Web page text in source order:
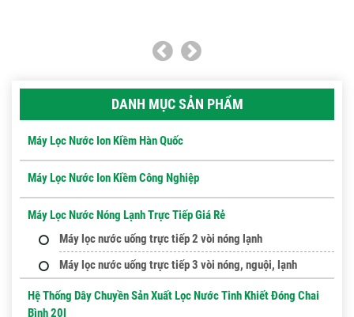
DANH MỤC SẢN PHẨM
Máy Lọc Nước Ion Kiềm Hàn Quốc
Máy Lọc Nước Ion Kiềm Công Nghiệp
Máy Lọc Nước Nóng Lạnh Trực Tiếp Giá Rẻ
Máy lọc nước uống trực tiếp 2 vòi nóng lạnh
Máy lọc nước uống trực tiếp 3 vòi nóng, nguội, lạnh
Hệ Thống Dây Chuyền Sản Xuất Lọc Nước Tinh Khiết Đóng Chai
Bình 20l